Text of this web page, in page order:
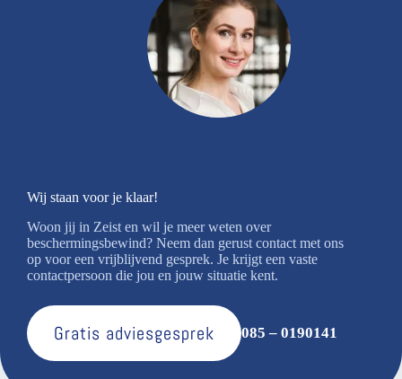
Wij staan voor je klaar!
Woon jij in Zeist en wil je meer weten over
beschermingsbewind? Neem dan gerust contact met ons
op voor een vrijblijvend gesprek. Je krijgt een vaste
contactpersoon die jou en jouw situatie kent.
Gratis adviesgesprek 085 – 0190141
Over ons